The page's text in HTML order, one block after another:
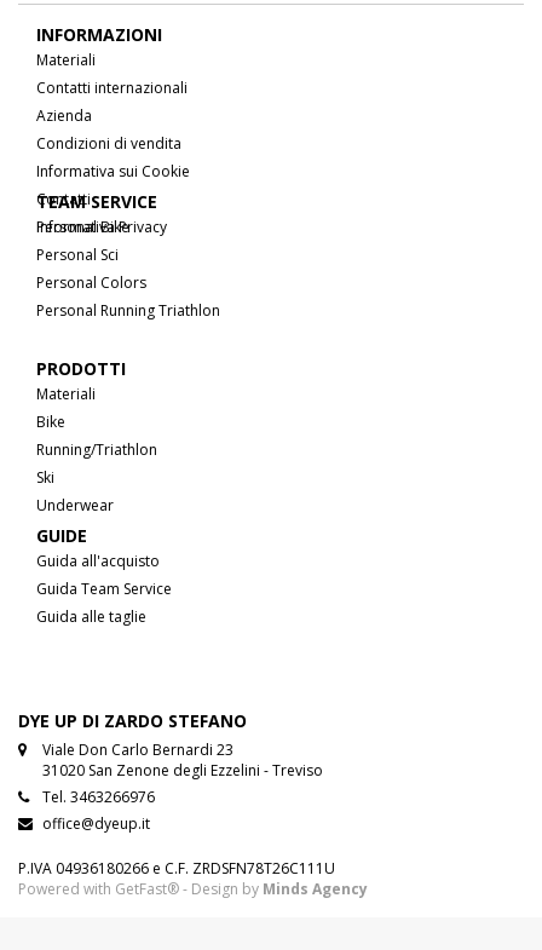
INFORMAZIONI
Materiali
Contatti internazionali
Azienda
Condizioni di vendita
Informativa sui Cookie
Contatti
Informativa Privacy
TEAM SERVICE
Personal Bike
Personal Sci
Personal Colors
Personal Running Triathlon
PRODOTTI
Materiali
Bike
Running/Triathlon
Ski
Underwear
GUIDE
Guida all'acquisto
Guida Team Service
Guida alle taglie
DYE UP DI ZARDO STEFANO
Viale Don Carlo Bernardi 23
31020 San Zenone degli Ezzelini - Treviso
Tel. 3463266976
office@dyeup.it
P.IVA 04936180266 e C.F. ZRDSFN78T26C111U
Powered with GetFast® - Design by Minds Agency